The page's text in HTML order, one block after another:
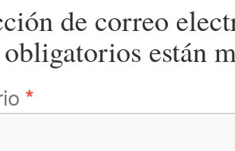
de correo
están
*